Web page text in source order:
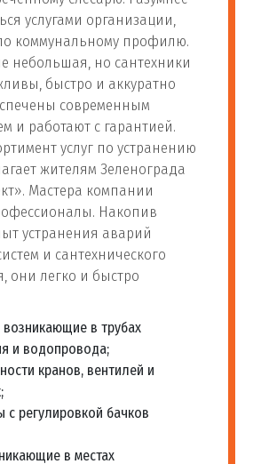
услугами организации,
коммунальному профилю.
небольшая, но сантехники
быстро и аккуратно
современным
и работают с гарантией.
услуг по устранению
жителям Зеленограда
Мастера компании
Накопив
устранения аварий
и сантехнического
они легко и быстро
возникающие в трубах
и водопровода;
кранов, вентилей и
с регулировкой бачков
в местах